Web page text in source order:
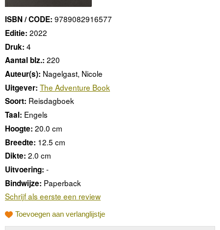
ISBN / CODE: 9789082916577
Editie: 2022
Druk: 4
Aantal blz.: 220
Auteur(s): Nagelgast, Nicole
Uitgever: The Adventure Book
Soort: Reisdagboek
Taal: Engels
Hoogte: 20.0 cm
Breedte: 12.5 cm
Dikte: 2.0 cm
Uitvoering: -
Bindwijze: Paperback
Schrijf als eerste een review
Toevoegen aan verlanglijstje